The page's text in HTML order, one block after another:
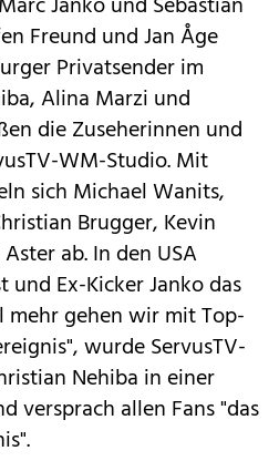
Freund und Jan Åge
Privatsender im
Alina Marzi und
die Zuseherinnen und
WM-Studio. Mit
sich Michael Wanits,
Brugger, Kevin
ab. In den USA
und Ex-Kicker Janko das
mehr gehen wir mit Top-
wurde ServusTV-
Nehiba in einer
versprach allen Fans "das